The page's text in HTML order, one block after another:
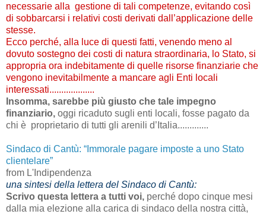
necessarie alla gestione di tali competenze, evitando così
di sobbarcarsi i relativi costi derivati dall’applicazione delle
stesse.
Ecco perché, alla luce di questi fatti, venendo meno al
dovuto sostegno dei costi di natura straordinaria, lo Stato, si
appropria ora indebitamente di quelle risorse finanziarie che
vengono inevitabilmente a mancare agli Enti locali
interessati...................
Insomma, sarebbe più giusto che tale impegno
finanziario, oggi ricaduto sugli enti locali, fosse pagato da
chi è proprietario di tutti gli arenili d’Italia.............
Sindaco di Cantù: “Immorale pagare imposte a uno Stato
clientelare”
from L'Indipendenza
una sintesi della lettera del Sindaco di Cantù:
Scrivo questa lettera a tutti voi, perché dopo cinque mesi
dalla mia elezione alla carica di sindaco della nostra città,